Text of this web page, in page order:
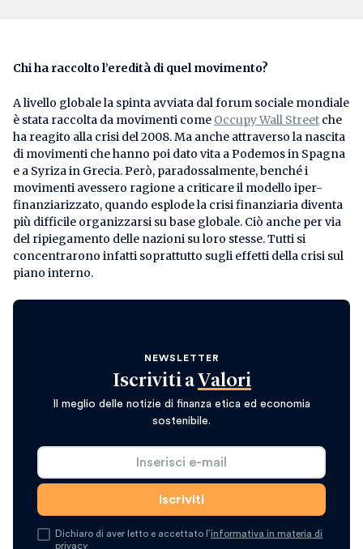
Chi ha raccolto l’eredità di quel movimento?
A livello globale la spinta avviata dal forum sociale mondiale
è stata raccolta da movimenti come Occupy Wall Street che
ha reagito alla crisi del 2008. Ma anche attraverso la nascita
di movimenti che hanno poi dato vita a Podemos in Spagna
e a Syriza in Grecia. Però, paradossalmente, benché i
movimenti avessero ragione a criticare il modello iper-
finanziarizzato, quando esplode la crisi finanziaria diventa
più difficile organizzarsi su base globale. Ciò anche per via
del ripiegamento delle nazioni su loro stesse. Tutti si
concentrarono infatti soprattutto sugli effetti della crisi sul
piano interno.
NEWSLETTER
Iscriviti a Valori
Il meglio delle notizie di finanza etica ed economia
sostenibile.
Dichiaro di aver letto e accettato l’informativa in materia di
privacy